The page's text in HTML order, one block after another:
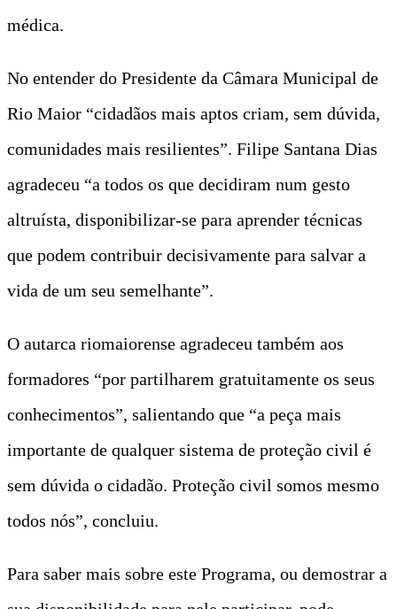
médica.
No entender do Presidente da Câmara Municipal de
Rio Maior “cidadãos mais aptos criam, sem dúvida,
comunidades mais resilientes”. Filipe Santana Dias
agradeceu “a todos os que decidiram num gesto
altruísta, disponibilizar-se para aprender técnicas
que podem contribuir decisivamente para salvar a
vida de um seu semelhante”.
O autarca riomaiorense agradeceu também aos
formadores “por partilharem gratuitamente os seus
conhecimentos”, salientando que “a peça mais
importante de qualquer sistema de proteção civil é
sem dúvida o cidadão. Proteção civil somos mesmo
todos nós”, concluiu.
Para saber mais sobre este Programa, ou demostrar a